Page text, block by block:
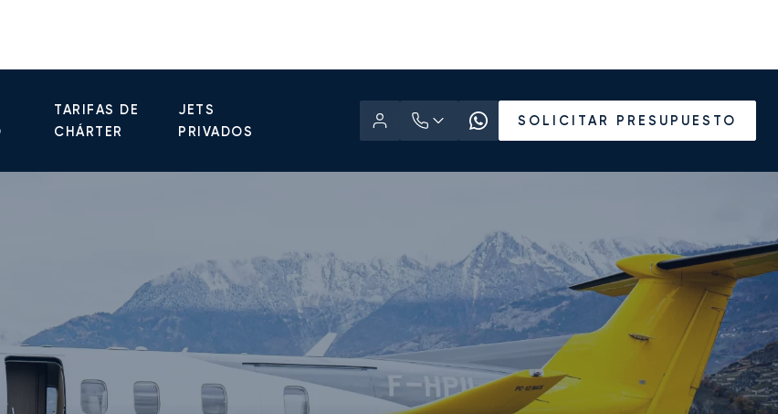
TARIFAS DE
CHÁRTER
JETS
PRIVADOS
SOLICITAR PRESUPUESTO